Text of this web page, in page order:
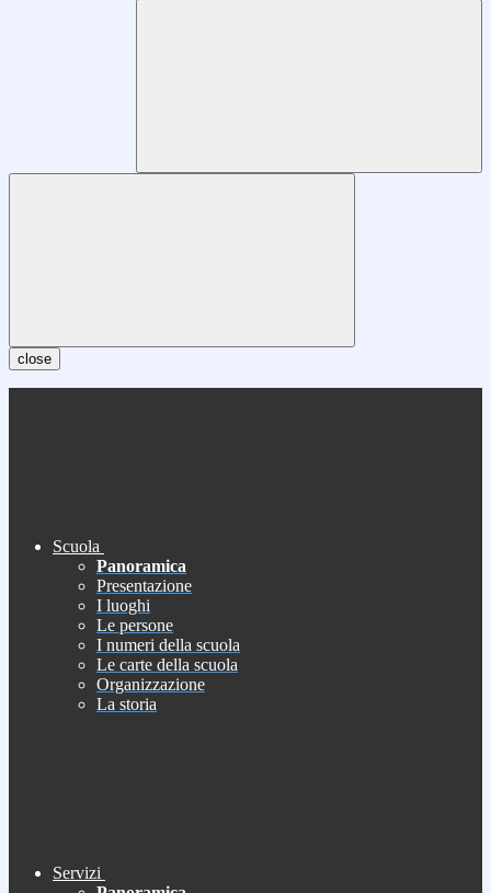
close
Scuola
Panoramica
Presentazione
I luoghi
Le persone
I numeri della scuola
Le carte della scuola
Organizzazione
La storia
Servizi